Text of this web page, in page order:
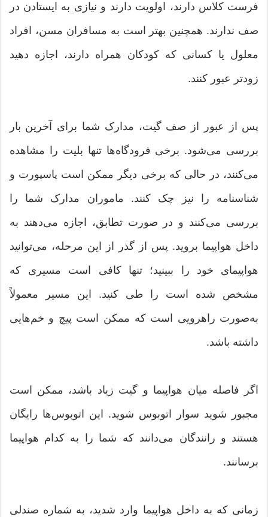
فرست کلاس دارند، اولویت دارند و نیازی به ایستادن در
صف ندارند. همچنین بهتر است به مسافران مسن، افراد
معلول یا کسانی که کودکان همراه دارند، اجازه دهید
زودتر عبور کنند.
پس از عبور از صف گیت، مدارک شما برای آخرین بار
بررسی می‌شود. برخی فرودگاه‌ها تنها بلیت را مشاهده
می‌کنند، در حالی که برخی دیگر ممکن است پاسپورت و
شناسنامه را نیز چک کنند. ماموران مدارک شما را
بررسی می‌کنند و در صورت تطابق، اجازه می‌دهند به
داخل هواپیما بروید. پس از گذر از این مرحله، می‌توانید
هواپیمای خود را ببینید؛ تنها کافی است مسیری که
مشخص شده است را طی کنید. این مسیر معمولاً
به‌صورت راهرویی است که ممکن است پیچ و خم‌هایی
داشته باشد.
اگر فاصله میان هواپیما و گیت زیاد باشد، ممکن است
مجبور شوید سوار اتوبوس شوید. این اتوبوس‌ها رایگان
هستند و رانندگان می‌دانند که شما را به کدام هواپیما
برسانند.
زمانی که به داخل هواپیما وارد شدید، به شماره صندلی